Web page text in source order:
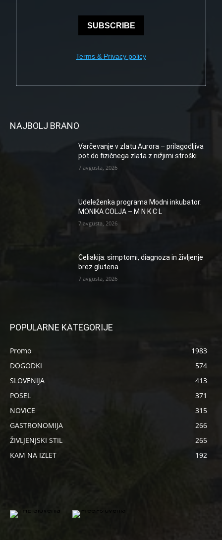
SUBSCRIBE
Terms & Privacy policy
NAJBOLJ BRANO
Varčevanje v zlatu Aurora – prilagodljiva
pot do fizičnega zlata z nižjimi stroški
7 avgusta, 2026
Udeleženka programa Modni inkubator:
MONIKA COLJA – M N K C L
7 avgusta, 2026
Celiakija: simptomi, diagnoza in življenje
brez glutena
7 avgusta, 2026
POPULARNE KATEGORIJE
Promo
1983
DOGODKI
574
SLOVENIJA
413
POSEL
371
NOVICE
315
GASTRONOMIJA
266
ŽIVLJENJSKI STIL
265
KAM NA IZLET
192